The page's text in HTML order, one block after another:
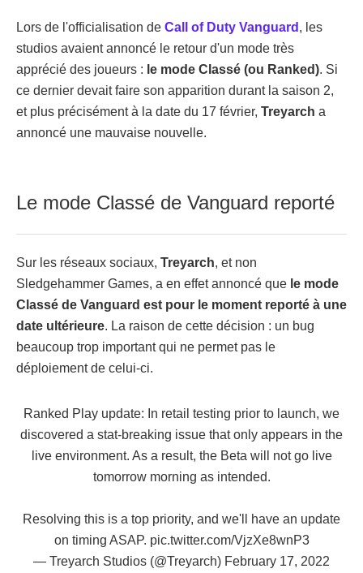
Lors de l'officialisation de Call of Duty Vanguard , les
studios avaient annoncé le retour d'un mode très
apprécié des joueurs : le mode Classé (ou Ranked). Si
ce dernier devait faire son apparition durant la saison 2,
et plus précisément à la date du 17 février, Treyarch a
annoncé une mauvaise nouvelle.
Le mode Classé de Vanguard reporté
Sur les réseaux sociaux, Treyarch, et non
Sledgehammer Games, a en effet annoncé que le mode
Classé de Vanguard est pour le moment reporté à une
date ultérieure. La raison de cette décision : un bug
beaucoup trop important qui ne permet pas le
déploiement de celui-ci.
Ranked Play update: In retail testing prior to launch, we
discovered a stat-breaking issue that only appears in the
live environment. As a result, the Beta will not go live
tomorrow morning as intended.
Resolving this is a top priority, and we'll have an update
on timing ASAP. pic.twitter.com/VjzXe8wnP3
— Treyarch Studios (@Treyarch) February 17, 2022